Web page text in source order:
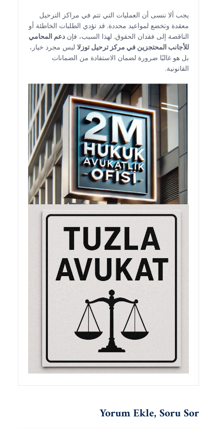
يجب ألا ننسى أن العمليات التي تتم في مراكز الترحيل
معقدة وتخضع لمواعيد محددة. قد تؤدي الطلبات الخاطئة أو
الناقصة إلى فقدان الحقوق. لهذا السبب، فإندعم المحامي
للأجانب المحتجزين في مركز ترحيل توزلا ليس مجرد خيار،
بل هو غالبًا ضرورة لضمان الاستفادة من الضمانات
القانونية.
Yorum Ekle, Soru Sor